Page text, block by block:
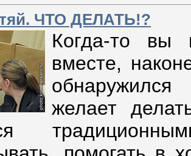
ЧТО ДЕЛАТЬ!?
Когда-то вы
вместе,
желает